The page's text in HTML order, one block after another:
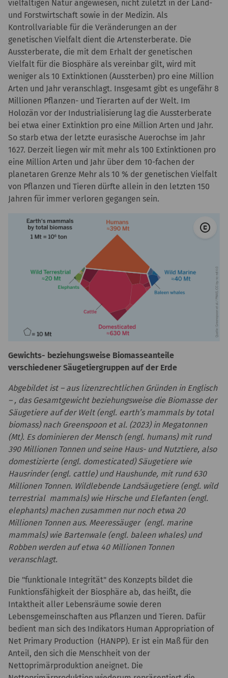
vielfältigen Natur angewiesen, nicht zuletzt in der Land-
und Forstwirtschaft sowie in der Medizin. Als
Kontrollvariable für die Veränderungen an der
genetischen Vielfalt dient die Artensterberate. Die
Aussterberate, die mit dem Erhalt der genetischen
Vielfalt für die Biosphäre als vereinbar gilt, wird mit
weniger als 10 Extinktionen (Aussterben) pro eine Million
Arten und Jahr veranschlagt. Insgesamt gibt es ungefähr 8
Millionen Pflanzen- und Tierarten auf der Welt. Im
Holozän vor der Industrialisierung lag die Aussterberate
bei etwa einer Extinktion pro eine Million Arten und Jahr.
So starb etwa der letzte eurasische Auerochse im Jahr
1627. Derzeit liegen wir mit mehr als 100 Extinktionen pro
eine Million Arten und Jahr über dem 10-fachen der
planetaren Grenze Mehr als 10 % der genetischen Vielfalt
von Pflanzen und Tieren dürfte allein in den letzten 150
Jahren für immer verloren gegangen sein.
copyright
Gewichts- beziehungsweise Biomasseanteile
verschiedener Säugetiergruppen auf der Erde
Abgebildet ist – aus lizenzrechtlichen Gründen in Englisch
– , das Gesamtgewicht beziehungsweise die Biomasse der
Säugetiere auf der Welt (engl. earth’s mammals by total
biomass) nach Greenspoon et al. (2023) in Megatonnen
(Mt). Es dominieren der Mensch (engl. humans) mit rund
390 Millionen Tonnen und seine Haus- und Nutztiere, also
domestizierte (engl. domesticated) Säugetiere wie
Hausrinder (engl. cattle) und Haushunde, mit rund 630
Millionen Tonnen. Wildlebende Landsäugetiere (engl. wild
terrestrial mammals) wie Hirsche und Elefanten (engl.
elephants) machen zusammen nur noch etwa 20
Millionen Tonnen aus. Meeressäuger (engl. marine
mammals) wie Bartenwale (engl. baleen whales) und
Robben werden auf etwa 40 Millionen Tonnen
veranschlagt.
Die "funktionale Integrität" des Konzepts bildet die
Funktionsfähigkeit der Biosphäre ab, das heißt, die
Intaktheit aller Lebensräume sowie deren
Lebensgemeinschaften aus Pflanzen und Tieren. Dafür
bedient man sich des Indikators Human Appropriation of
Net Primary Production (HANPP). Er ist ein Maß für den
Anteil, den sich die Menschheit von der
Nettoprimärproduktion aneignet. Die